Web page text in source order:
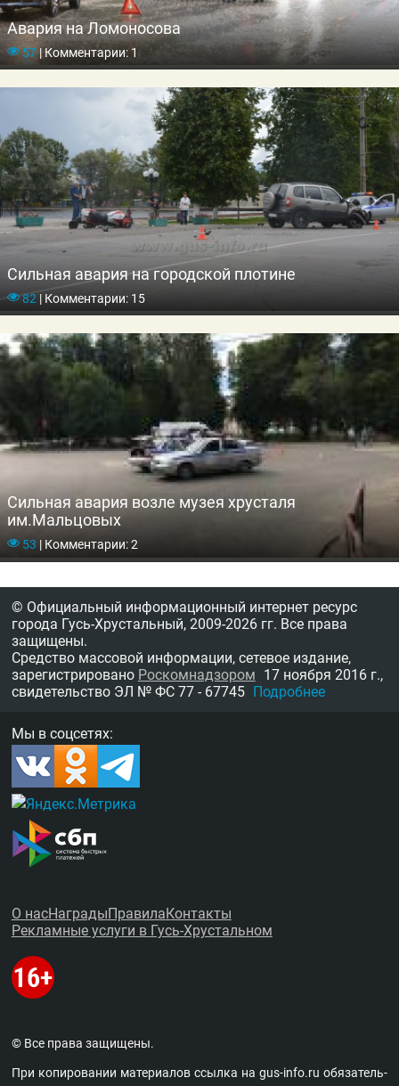
Авария на Ломоносова
57|Комментарии: 1
Сильная авария на городской плотине
82 |Комментарии: 15
Сильная авария возле музея хрусталя
им.Мальцовых
53 |Комментарии: 2
© Официальный информационный интернет ресурс
города Гусь-Хрустальный, 2009-2026 гг. Все права
защищены.
Средство массовой информации, сетевое издание,
зарегистрировано Роскомнадзором 17 ноября 2016 г.,
свидетельство ЭЛ № ФС 77 - 67745 Подробнее
Мы в соцсетях:
О насНаградыПравилаКонтакты
Рекламные услуги в Гусь-Хрустальном
© Все права защищены.
При копировании материалов ссыл­ка наgus-info.ru обя­за­тель­